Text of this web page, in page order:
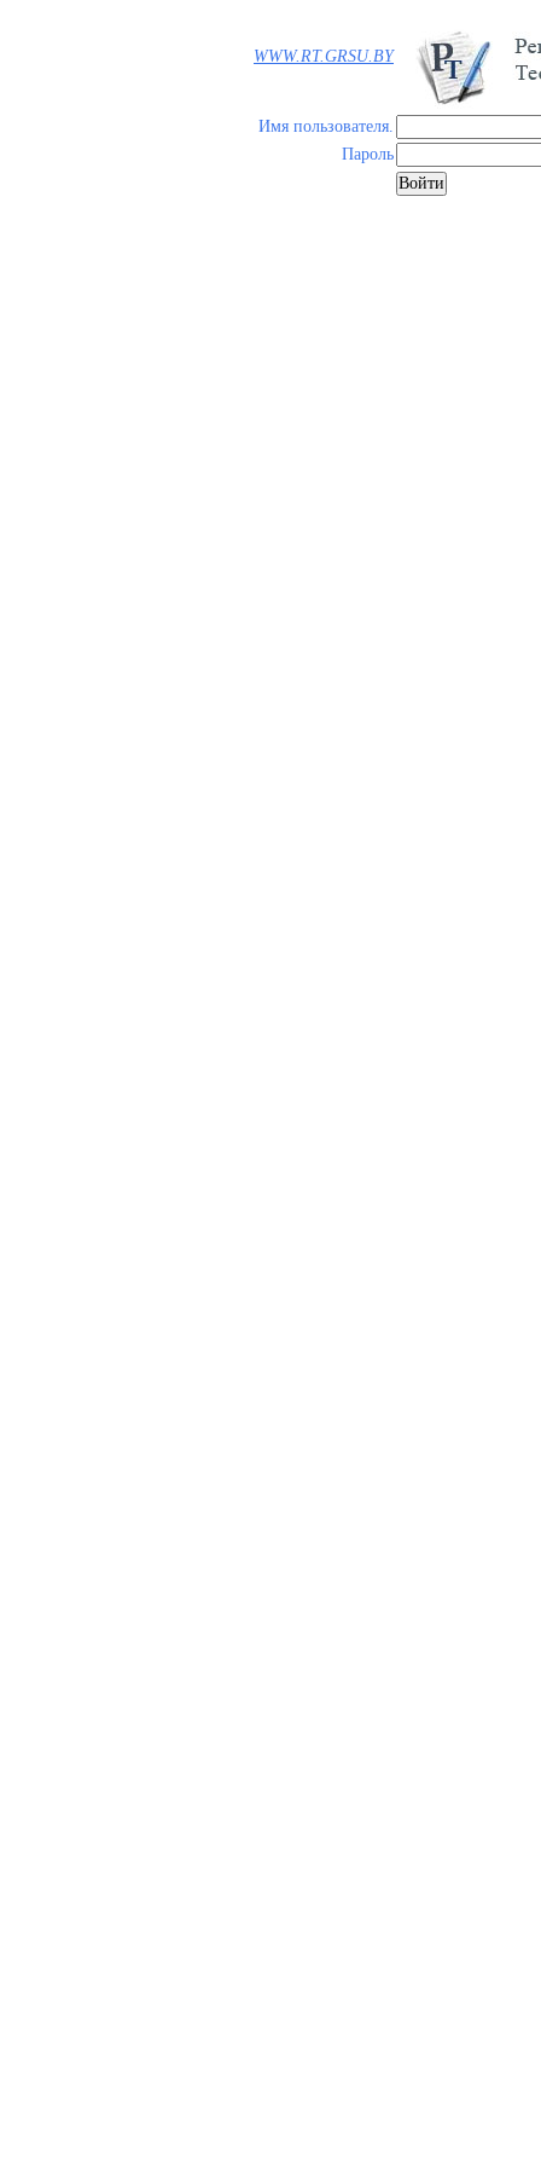
WWW.RT.GRSU.BY
Имя пользователя.
Пароль